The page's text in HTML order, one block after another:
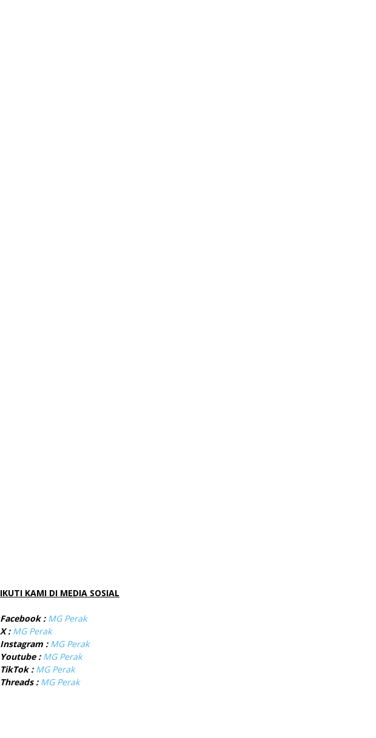
IKUTI KAMI DI MEDIA SOSIAL
Facebook : MG Perak
X : MG Perak
Instagram : MG Perak
Youtube : MG Perak
TikTok : MG Perak
Threads : MG Perak